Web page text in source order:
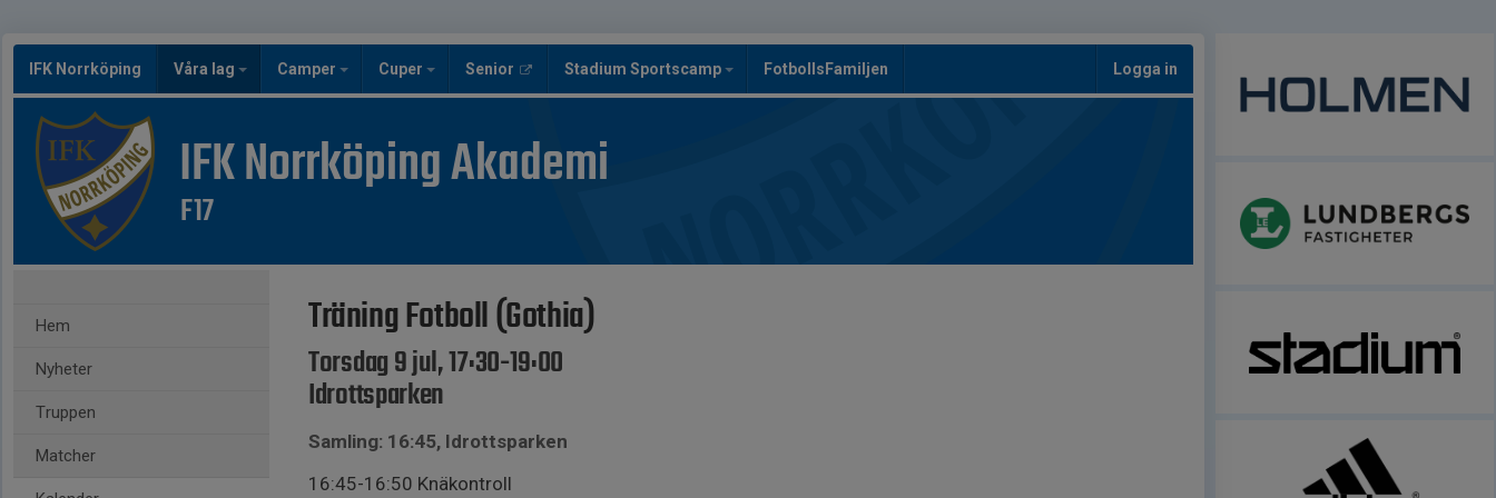
IFK Norrköping Våra lag Camper Cuper Senior Stadium Sportscamp FotbollsFamiljen Logga in
IFK Norrköping Akademi
F17
Hem
Nyheter
Truppen
Matcher
Träning Fotboll (Gothia)
Torsdag 9 jul, 17:30-19:00
Idrottsparken
Samling: 16:45, Idrottsparken
16:45-16:50 Knäkontroll